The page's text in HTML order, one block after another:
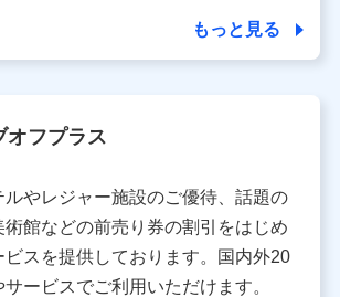
達成に必要な範囲内において個人情報
または一部を委託する場合がありま
同利用
ドコモとの間で、以下のとおり個
用します。
もっと見る
オフプラス
やレジャー施設のご優待、話題の
術館などの前売り券の割引をはじめ
ビスを提供しております。国内外20
ービスでご利用いただけます。